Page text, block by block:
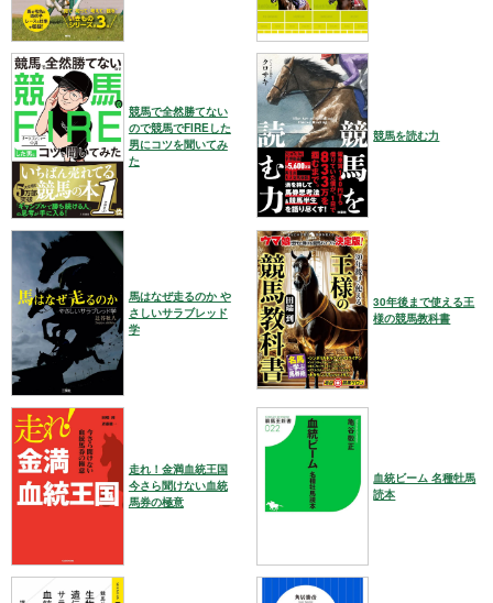
競馬で全然勝てない
ので競馬でFIREした
男にコツを聞いてみ
た
競馬を読む力
馬はなぜ走るのか や
さしいサラブレッド
学
30年後まで使える王
様の競馬教科書
走れ！金満血統王国
今さら聞けない血統
馬券の極意
血統ビーム 名種牡馬
読本